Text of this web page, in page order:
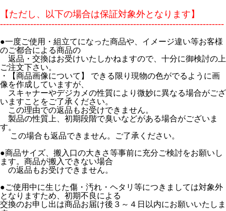
【ただし、以下の場合は保証対象外となります】
--------------------------------------------------------------------------
●一度ご使用・組立てになった商品や、イメージ違い等お客様
のご都合による商品の
返品・交換はお受けいたしかねますので、十分に御検討の上
ご注文下さい。
・【商品画像について】 できる限り現物の色がでるように画
像を作成していますが、
スキャナーやデジカメの性質により微妙に異なる場合がござ
いますことをご了承ください。
この理由での返品もお受けできません。
製品の性質上、初期段階で臭いなどがある場合がございま
す。
この場合も返品できません。ご了承ください。
●商品サイズ、搬入口の大きさ等事前に充分ご検討をお願いし
ます。商品が搬入できない場合
の返品もお受けできません。
●ご使用中に生じた傷・汚れ・ヘタリ等につきましては対象外
となりますため、初期不良による
交換のお申し出は商品お届け後３～４日以内にお願いいたしま